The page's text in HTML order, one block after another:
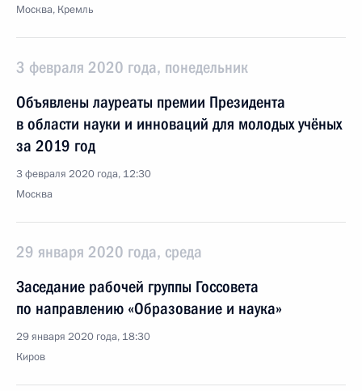
Москва, Кремль
3 февраля 2020 года, понедельник
Объявлены лауреаты премии Президента
в области науки и инноваций для молодых учёных
за 2019 год
3 февраля 2020 года, 12:30
Москва
29 января 2020 года, среда
Заседание рабочей группы Госсовета
по направлению «Образование и наука»
29 января 2020 года, 18:30
Киров